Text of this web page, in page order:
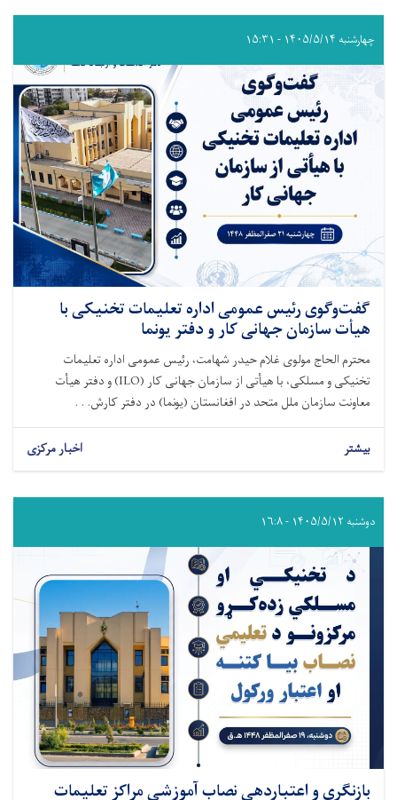
چهارشنبه ۱۴۰۵/۵/۱۴ - ۱۵:۳۱
گفت‌وگوی رئیس عمومی اداره تعلیمات تخنیکی با
هیأت سازمان جهانی کار و دفتر یونما
محترم الحاج مولوی غلام حیدر شهامت، رئیس عمومی اداره تعلیمات
تخنیکی و مسلکی، با هیأتی از سازمان جهانی کار (ILO) و دفتر هیأت
معاونت سازمان ملل متحد در افغانستان (یونما) در دفتر کارش. . .
بیشتر اخبار مرکزی
دوشنبه ۱۴۰۵/۵/۱۲ - ۱۶:۸
بازنگری و اعتباردهی نصاب آموزشی مراکز تعلیمات